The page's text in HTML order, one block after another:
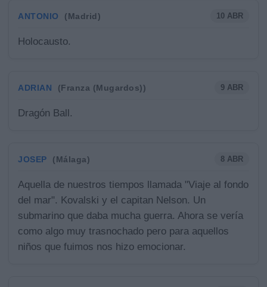
ANTONIO (Madrid) 10 ABR
Holocausto.
ADRIAN (Franza (Mugardos)) 9 ABR
Dragón Ball.
JOSEP (Málaga) 8 ABR
Aquella de nuestros tiempos llamada "Viaje al fondo
del mar". Kovalski y el capitan Nelson. Un
submarino que daba mucha guerra. Ahora se vería
como algo muy trasnochado pero para aquellos
niños que fuimos nos hizo emocionar.